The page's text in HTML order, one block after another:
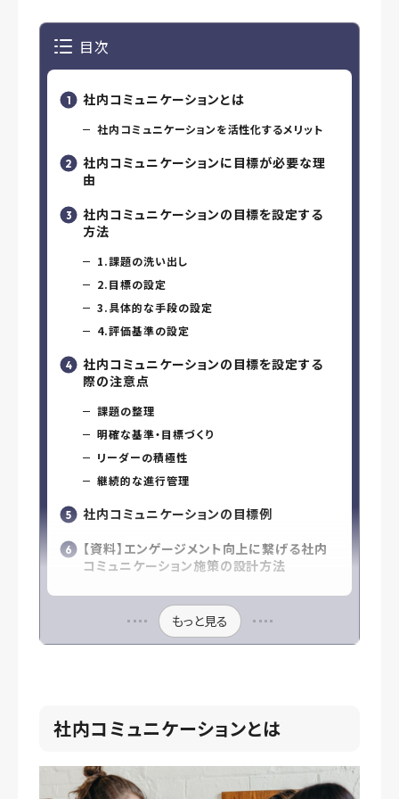
目次
社内コミュニケーションとは
社内コミュニケーションを活性化するメリット
社内コミュニケーションに目標が必要な理
由
社内コミュニケーションの目標を設定する
方法
1.課題の洗い出し
2.目標の設定
3.具体的な手段の設定
4.評価基準の設定
社内コミュニケーションの目標を設定する
際の注意点
課題の整理
明確な基準・目標づくり
リーダーの積極性
継続的な進行管理
社内コミュニケーションの目標例
【資料】エンゲージメント向上に繋げる社内
コミュニケーション施策の設計方法
もっと見る
社内コミュニケーションとは